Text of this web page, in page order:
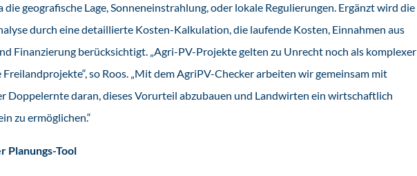
die geografische Lage, Sonneneinstrahlung, oder lokale Regulierungen. Ergänzt wird die
durch eine detaillierte Kosten-Kalkulation, die laufende Kosten, Einnahmen aus
Finanzierung berücksichtigt. „Agri-PV-Projekte gelten zu Unrecht noch als komplexer
so Roos. „Mit dem AgriPV-Checker arbeiten wir gemeinsam mit
Doppelernte daran, dieses Vorurteil abzubauen und Landwirten ein wirtschaftlich
zu ermöglichen.“
Planungs-Tool